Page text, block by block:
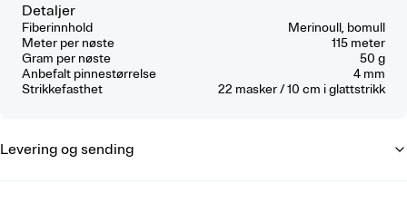
Detaljer
Fiberinnhold
Merinoull, bomull
Meter per nøste
115 meter
Gram per nøste
50 g
Anbefalt pinnestørrelse
4 mm
Strikkefasthet
22 masker / 10 cm i glattstrikk
Levering og sending